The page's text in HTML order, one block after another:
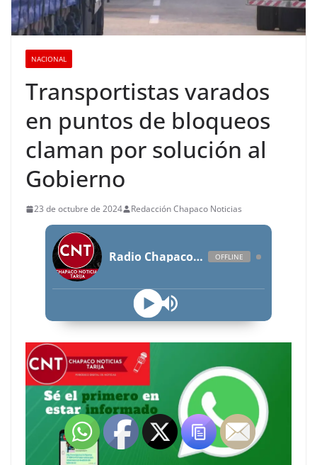
NACIONAL
Transportistas varados
en puntos de bloqueos
claman por solución al
Gobierno
23 de octubre de 2024 Redacción Chapaco Noticias
Radio Chapaco Noticias Las 24 horas en vivo OFFLINE